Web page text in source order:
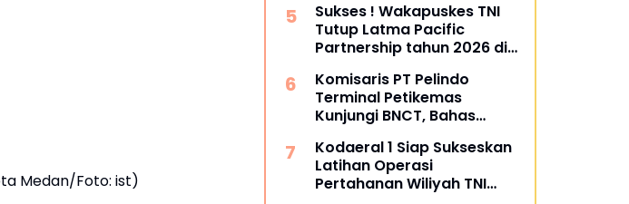
Medan/Foto: ist)
Sukses ! Wakapuskes TNI
Tutup Latma Pacific
Partnership tahun 2026 di
Tengah
Komisaris PT Pelindo
Terminal Petikemas
Kunjungi BNCT, Bahas
Pengembangan Terminal
Kodaeral 1 Siap Sukseskan
Latihan Operasi
Pertahanan Wiliyah TNI